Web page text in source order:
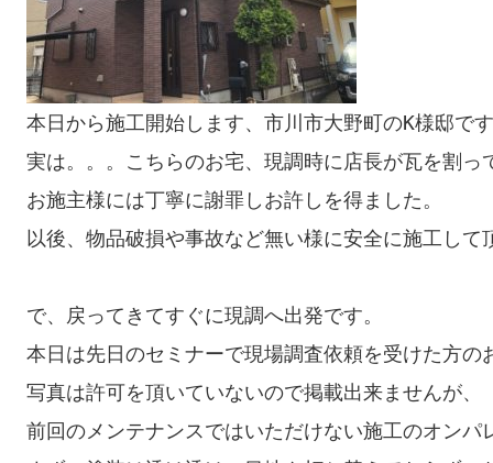
本日から施工開始します、市川市大野町のK様邸で
実は。。。こちらのお宅、現調時に店長が瓦を割
お施主様には丁寧に謝罪しお許しを得ました。
以後、物品破損や事故など無い様に安全に施工して
で、戻ってきてすぐに現調へ出発です。
本日は先日のセミナーで現場調査依頼を受けた方の
写真は許可を頂いていないので掲載出来ませんが、
前回のメンテナンスではいただけない施工のオンパ